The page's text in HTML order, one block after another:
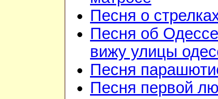
Песня о
Песня об
вижу улицы
Песня
Песня первой